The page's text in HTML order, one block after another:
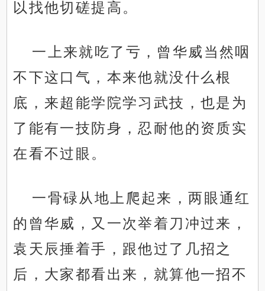
以找他切磋提高。
一上来就吃了亏，曾华威当然咽
不下这口气，本来他就没什么根
底，来超能学院学习武技，也是为
了能有一技防身，忍耐他的资质实
在看不过眼。
一骨碌从地上爬起来，两眼通红
的曾华威，又一次举着刀冲过来，
袁天辰捶着手，跟他过了几招之
后，大家都看出来，就算他一招不